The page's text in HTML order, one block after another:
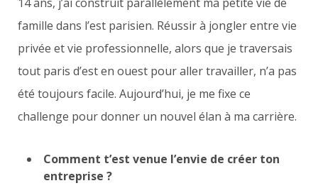
famille dans l’est parisien. Réussir à jongler entre vie
privée et vie professionnelle, alors que je traversais
tout paris d’est en ouest pour aller travailler, n’a pas
été toujours facile. Aujourd’hui, je me fixe ce
challenge pour donner un nouvel élan à ma carrière.
Comment t’est venue l’envie de créer ton
entreprise ?